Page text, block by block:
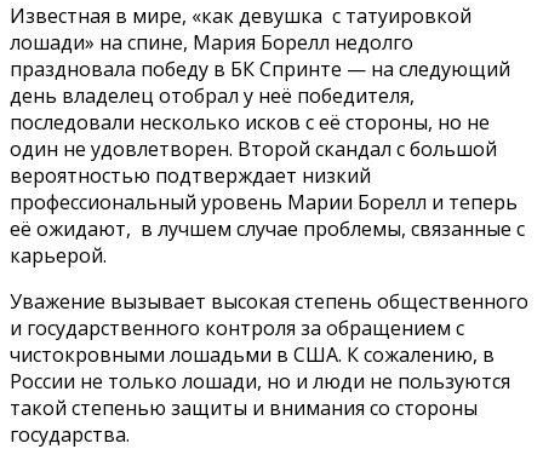
Известная в мире, «как девушка с татуировкой
лошади» на спине, Мария Борелл недолго
праздновала победу в БК Спринте — на следующий
день владелец отобрал у неё победителя,
последовали несколько исков с её стороны, но не
один не удовлетворен. Второй скандал с большой
вероятностью подтверждает низкий
профессиональный уровень Марии Борелл и теперь
её ожидают, в лучшем случае проблемы, связанные с
карьерой.
Уважение вызывает высокая степень общественного
и государственного контроля за обращением с
чистокровными лошадьми в США. К сожалению, в
России не только лошади, но и люди не пользуются
такой степенью защиты и внимания со стороны
государства.